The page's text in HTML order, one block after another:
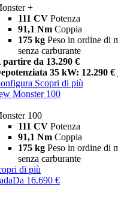
+
111 CV Potenza
91,1 Nm Coppia
175 kg Peso in ordine di
senza carburante
partire da 13.290 €
35 kW: 12.290 €
Scopri di più
Monster 100
100
111 CV Potenza
91,1 Nm Coppia
175 kg Peso in ordine di
senza carburante
di più
Da 16.690 €